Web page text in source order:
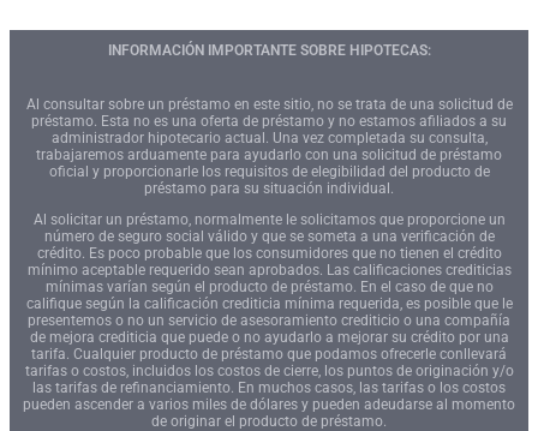
INFORMACIÓN IMPORTANTE SOBRE HIPOTECAS:
Al consultar sobre un préstamo en este sitio, no se trata de una solicitud de
préstamo. Esta no es una oferta de préstamo y no estamos afiliados a su
administrador hipotecario actual. Una vez completada su consulta,
trabajaremos arduamente para ayudarlo con una solicitud de préstamo
oficial y proporcionarle los requisitos de elegibilidad del producto de
préstamo para su situación individual.
Al solicitar un préstamo, normalmente le solicitamos que proporcione un
número de seguro social válido y que se someta a una verificación de
crédito. Es poco probable que los consumidores que no tienen el crédito
mínimo aceptable requerido sean aprobados. Las calificaciones crediticias
mínimas varían según el producto de préstamo. En el caso de que no
califique según la calificación crediticia mínima requerida, es posible que le
presentemos o no un servicio de asesoramiento crediticio o una compañía
de mejora crediticia que puede o no ayudarlo a mejorar su crédito por una
tarifa. Cualquier producto de préstamo que podamos ofrecerle conllevará
tarifas o costos, incluidos los costos de cierre, los puntos de originación y/o
las tarifas de refinanciamiento. En muchos casos, las tarifas o los costos
pueden ascender a varios miles de dólares y pueden adeudarse al momento
de originar el producto de préstamo.